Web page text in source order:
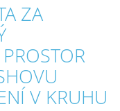
ZA
V KRUHU